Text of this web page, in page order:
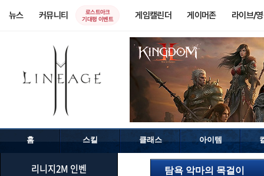
뉴스 커뮤니티
로스트아크
기대평 이벤트
게임캘린더 게이머존 라이브/
홈 스킬 클래스 아이템
리니지2M 인벤 탐욕 악마의 목걸이